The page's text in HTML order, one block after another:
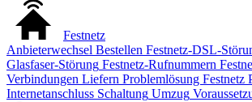
Festnetz
Anbieterwechsel Bestellen Festnetz-DSL-
Glasfaser-Störung Festnetz-Rufnummern
Verbindungen Liefern Problemlösung Festnetz
Internetanschluss Schaltung Umzug